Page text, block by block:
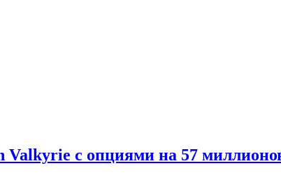
Valkyrie с опциями на 57